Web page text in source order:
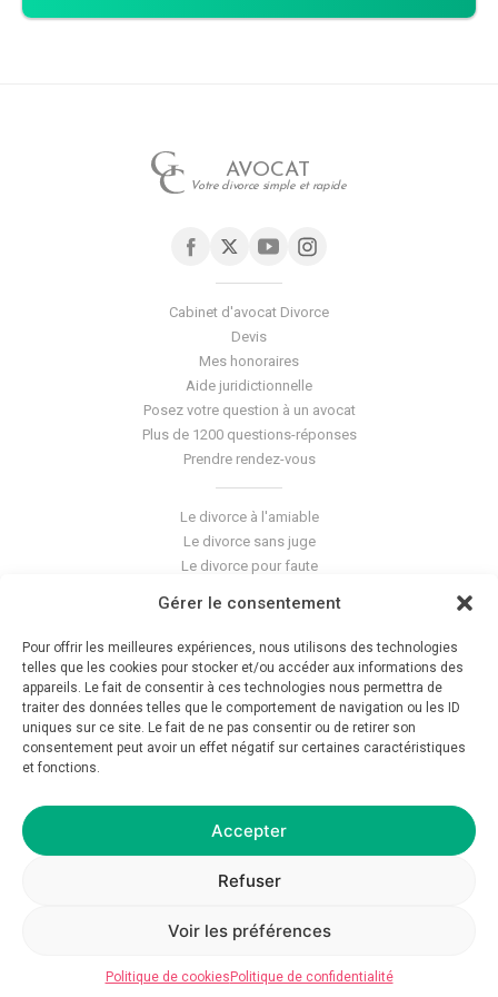
Gérer le consentement
Pour offrir les meilleures expériences, nous utilisons des technologies
telles que les cookies pour stocker et/ou accéder aux informations des
appareils. Le fait de consentir à ces technologies nous permettra de
traiter des données telles que le comportement de navigation ou les ID
uniques sur ce site. Le fait de ne pas consentir ou de retirer son
consentement peut avoir un effet négatif sur certaines caractéristiques
et fonctions.
Accepter
Refuser
Voir les préférences
Politique de cookies Politique de confidentialité
AVOCAT
Votre divorce simple et rapide
Cabinet d'avocat Divorce
Devis
Mes honoraires
Aide juridictionnelle
Posez votre question à un avocat
Plus de 1200 questions-réponses
Prendre rendez-vous
Le divorce à l'amiable
Le divorce sans juge
Le divorce pour faute
La séparation de corps
Les violences conjugales
Le blog du cabinet
Glossaire
Crédits
© 2026 Avocat GC — Tous droits réservés — Réalisation asap__studio